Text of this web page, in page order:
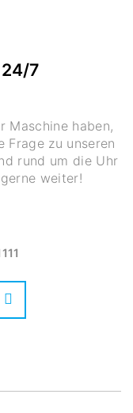
7
Maschine haben,
Frage zu unseren
rund um die Uhr
weiter!